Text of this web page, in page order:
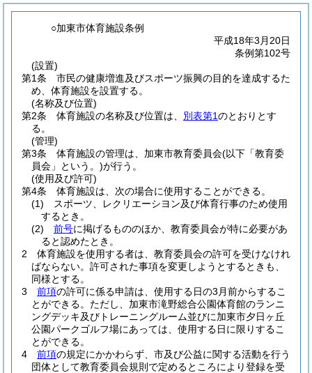
○加東市体育施設条例
平成18年3月20日
条例第102号
(設置)
第1条
市民の健康増進及びスポーツ振興の目的を達成するた
め、体育施設を設置する。
(名称及び位置)
第2条
体育施設の名称及び位置は、 別表第1のとおりとす
る。
(管理)
第3条
体育施設の管理は、加東市教育委員会(以下「教育委
員会」という。)が行う。
(使用及び許可)
第4条
体育施設は、次の場合に使用することができる。
(1)
スポーツ、レクリエーシヨン及び体育行事のため使用
するとき。
(2)
前号に掲げるもののほか、教育委員会が特に必要があ
ると認めたとき。
2
体育施設を使用する者は、教育委員会の許可を受けなけれ
ばならない。 許可された事項を変更しようとするときも、
同様とする。
3
前項の許可に係る申請は、使用する日の3月前からするこ
とができる。 ただし、加東市滝野総合公園体育館のランニ
ングデッキ及びトレーニングルーム並びに加東市夕日ヶ丘
公園パークゴルフ場にあっては、使用する日に限りするこ
とができる。
4
前項の規定にかかわらず、市及び公益に関する活動を行う
団体として教育委員会規則で定めるところにより登録を受